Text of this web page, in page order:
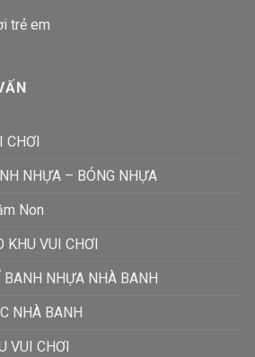
trẻ em
CHƠI
NHỰA – BÓNG NHỰA
Non
KHU VUI CHƠI
NHỰA NHÀ BANH
NHÀ BANH
VUI CHƠI